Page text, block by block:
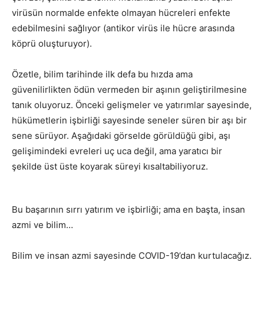
virüsün normalde enfekte olmayan hücreleri enfekte
edebilmesini sağlıyor (antikor virüs ile hücre arasında
köprü oluşturuyor).
Özetle, bilim tarihinde ilk defa bu hızda ama
güvenilirlikten ödün vermeden bir aşının geliştirilmesine
tanık oluyoruz. Önceki gelişmeler ve yatırımlar sayesinde,
hükümetlerin işbirliği sayesinde seneler süren bir aşı bir
sene sürüyor. Aşağıdaki görselde görüldüğü gibi, aşı
gelişimindeki evreleri uç uca değil, ama yaratıcı bir
şekilde üst üste koyarak süreyi kısaltabiliyoruz.
Bu başarının sırrı yatırım ve işbirliği; ama en başta, insan
azmi ve bilim…
Bilim ve insan azmi sayesinde COVID-19’dan kurtulacağız.